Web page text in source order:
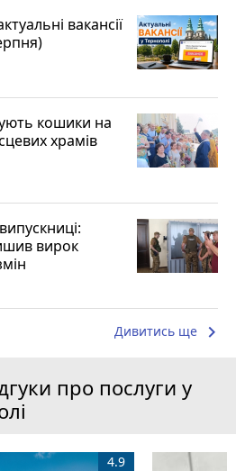
вакансії
кошики на
храмів
вирок
Дивитись ще keyboard_arrow_right
про послуги у
4.9